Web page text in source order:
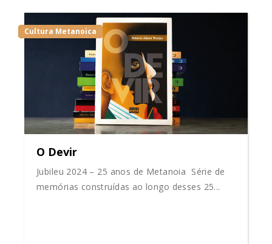
Cultura Metanoica
O Devir
Jubileu 2024 – 25 anos de Metanoia Série de
memórias construídas ao longo desses 25...